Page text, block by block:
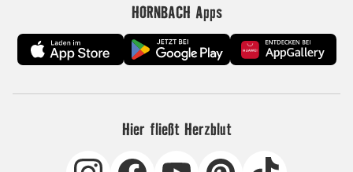
HORNBACH Apps
Hier fließt Herzblut